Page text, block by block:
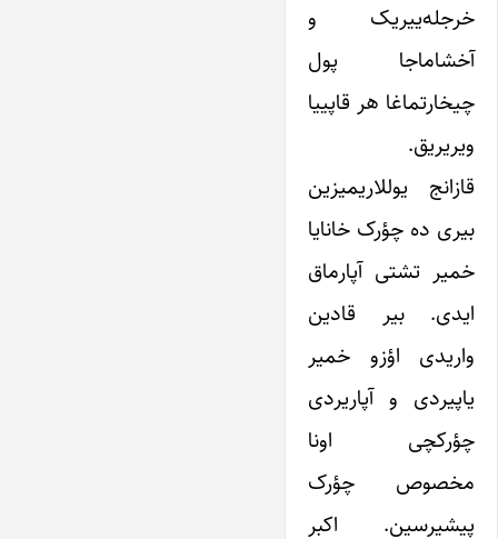
خرجله‌ییریک و
آخشاماجا پول
چیخارتماغا هر قاپییا
ویریریق.
قازانج یوللاریمیزین
بیری ده چؤرک خانایا
خمیر تشتی آپارماق
ایدی. بیر قادین
واریدی اؤزو خمیر
یاپیردی و آپاریردی
چؤرکچی اونا
مخصوص چؤرک
پیشیرسین. اکبر